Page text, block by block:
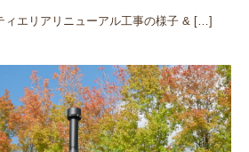
エリアリニューアル工事の様子 &[…]